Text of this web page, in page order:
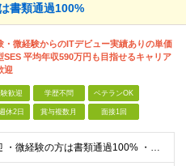
書類通過100%
・微経験からのITデビュー実績ありの単価
SES 平均年収590万円も目指せるキャリア
迎
歓迎 学歴不問 ベテランOK
休2日 賞与複数月 面接1回
・未経験歓迎 ・微経験の方は書類通過100% ・学歴不問 ※ITサポート、ヘルプデスク、テスト、運用監視などの実務に少しでも触れた経験がある方は微経験として歓迎します。 ■ こんな方を歓迎します